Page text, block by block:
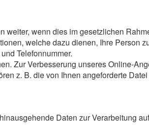
weiter, wenn dies im gesetzlichen
welche dazu dienen, Ihre Person
Telefonnummer.
Zur Verbesserung unseres Online-
z. B. die von Ihnen angeforderte
Daten zur Verarbeitung